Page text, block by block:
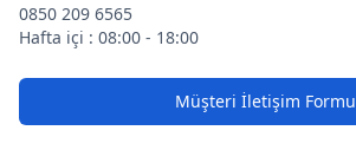
0850 209 6565
Hafta içi : 08:00 - 18:00
Müşteri İletişim Formu